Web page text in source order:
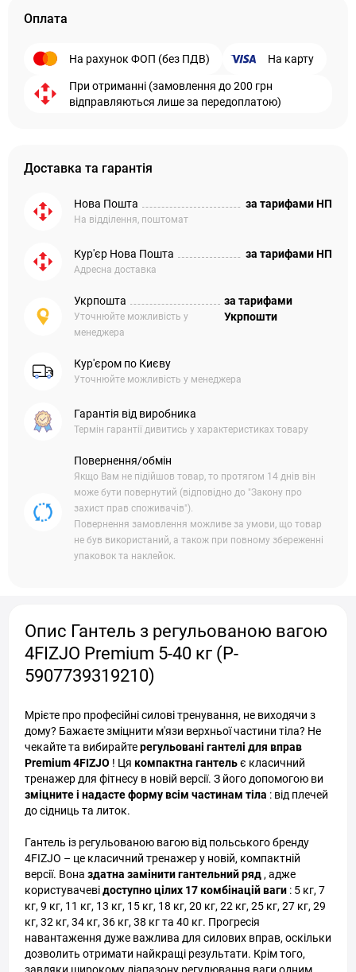
Оплата
На рахунок ФОП (без ПДВ) На карту
При отриманні (замовлення до 200 грн
відправляються лише за передоплатою)
Доставка та гарантія
Нова Пошта
На відділення, поштомат
за тарифами НП
Кур'єр Нова Пошта
Адресна доставка
за тарифами НП
Укрпошта
Уточнюйте можливість у
менеджера
за тарифами
Укрпошти
Кур'єром по Києву
Уточнюйте можливість у менеджера
Гарантія від виробника
Термін гарантії дивитись у характеристиках товару
Повернення/обмін
Якщо Вам не підійшов товар, то протягом 14 днів він
може бути повернутий (відповідно до "Закону про
захист прав споживачів").
Повернення замовлення можливе за умови, що товар
не був використаний, а також при повному збереженні
упаковок та наклейок.
Опис Гантель з регульованою вагою
4FIZJO Premium 5-40 кг (P-
5907739319210)
Мрієте про професійні силові тренування, не виходячи з
дому? Бажаєте зміцнити м'язи верхньої частини тіла? Не
чекайте та вибирайтерегульовані гантелі для вправ
Premium 4FIZJO ! Ця компактна гантельє класичний
тренажер для фітнесу в новій версії. З його допомогою ви
зміцните і надасте форму всім частинам тіла : від плечей
до сідниць та литок.
Гантель із регульованою вагою від польського бренду
4FIZJO – це класичний тренажер у новій, компактній
версії. Вона здатна замінити гантельний ряд , адже
користувачевідоступно цілих 17 комбінацій ваги : 5 кг, 7
кг, 9 кг, 11 кг, 13 кг, 15 кг, 18 кг, 20 кг, 22 кг, 25 кг, 27 кг, 29
кг, 32 кг, 34 кг, 36 кг, 38 кг та 40 кг. Прогресія
навантаження дуже важлива для силових вправ, оскільки
дозволить отримати найкращі результати. Крім того,